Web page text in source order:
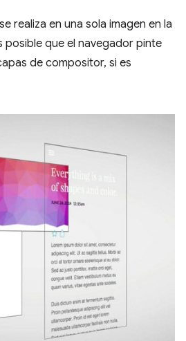
realiza en una sola imagen en la
posible que el navegador pinte
de compositor, si es